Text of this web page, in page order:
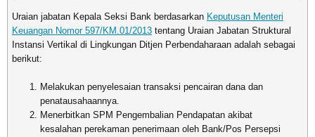
Uraian jabatan Kepala Seksi Bank berdasarkan Keputusan Menteri
Keuangan Nomor 597/KM.01/2013 tentang Uraian Jabatan Struktural
Instansi Vertikal di Lingkungan Ditjen Perbendaharaan adalah sebagai
berikut:
Melakukan penyelesaian transaksi pencairan dana dan
penatausahaannya.
Menerbitkan SPM Pengembalian Pendapatan akibat
kesalahan perekaman penerimaan oleh Bank/Pos Persepsi